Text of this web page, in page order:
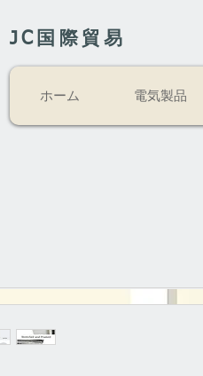
JC国際貿易
ホーム 電気製品